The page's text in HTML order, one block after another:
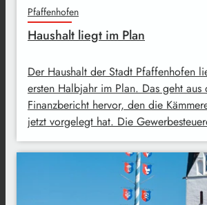
Pfaffenhofen
Haushalt liegt im Plan
Der Haushalt der Stadt Pfaffenhofen
ersten Halbjahr im Plan. Das geht aus
Finanzbericht hervor, den die
jetzt vorgelegt hat. Die